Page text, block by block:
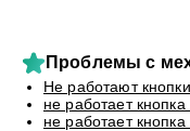
Проблемы с
Не работают кнопки
не работает кнопка
не работает